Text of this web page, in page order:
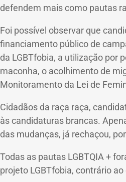
defendem mais como pautas
Foi possível observar que
financiamento público de
da LGBTfobia, a utilização por
maconha, o acolhimento de
Monitoramento da Lei de
Cidadãos da raça raça,
às candidaturas brancas.
das mudanças, já rechaçou,
Todas as pautas LGBTQIA +
projeto LGBTfobia, contrário